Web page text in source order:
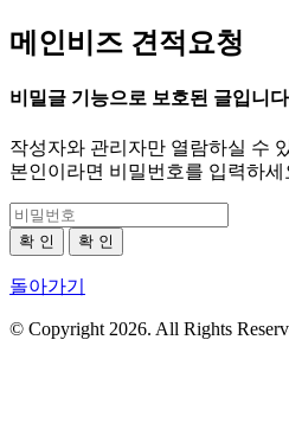
메인비즈 견적요청
비밀글 기능으로 보호된 글입니
작성자와 관리자만 열람하실 수
본인이라면 비밀번호를 입력하세
확 인 확 인
돌아가기
© Copyright 2026. All Rights